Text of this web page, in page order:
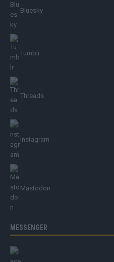
Bluesky
Tumblr
Threads
Instagram
Mastodon
MESSENGER